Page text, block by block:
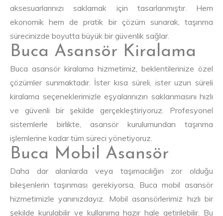
aksesuarlarınızı saklamak için tasarlanmıştır. Hem
ekonomik hem de pratik bir çözüm sunarak, taşınma
sürecinizde boyutta büyük bir güvenlik sağlar.
Buca Asansör Kiralama
Buca asansör kiralama hizmetimiz, beklentilerinize özel
çözümler sunmaktadır. İster kısa süreli, ister uzun süreli
kiralama seçeneklerimizle eşyalarınızın saklanmasını hızlı
ve güvenli bir şekilde gerçekleştiriyoruz. Profesyonel
sistemlerle birlikte, asansör kurulumundan taşınma
işlemlerine kadar tüm süreci yönetiyoruz.
Buca Mobil Asansör
Daha dar alanlarda veya taşımacılığın zor olduğu
bileşenlerin taşınması gerekiyorsa, Buca mobil asansör
hizmetimizle yanınızdayız. Mobil asansörlerimiz hızlı bir
şekilde kurulabilir ve kullanıma hazır hale getirilebilir. Bu